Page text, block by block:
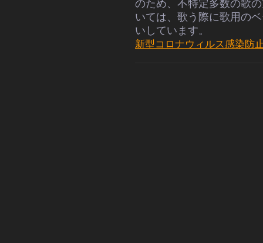
のため、不特定多数の歌
いては、歌う際に歌用の
いしています。
新型コロナウィルス感染防